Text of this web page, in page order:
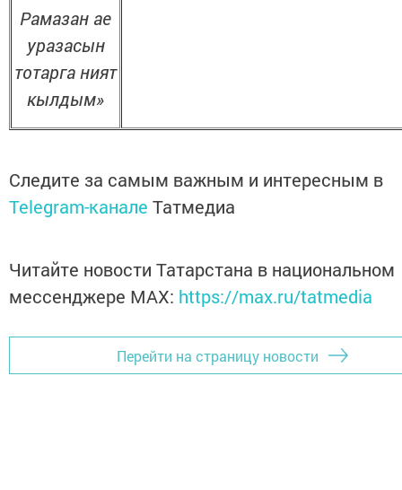
Рамазан ае
уразасын
тотарга ният
кылдым»
Следите за самым важным и интересным в
Telegram-канале Татмедиа
Читайте новости Татарстана в национальном
мессенджере MАХ: https://max.ru/tatmedia
Перейти на страницу новости